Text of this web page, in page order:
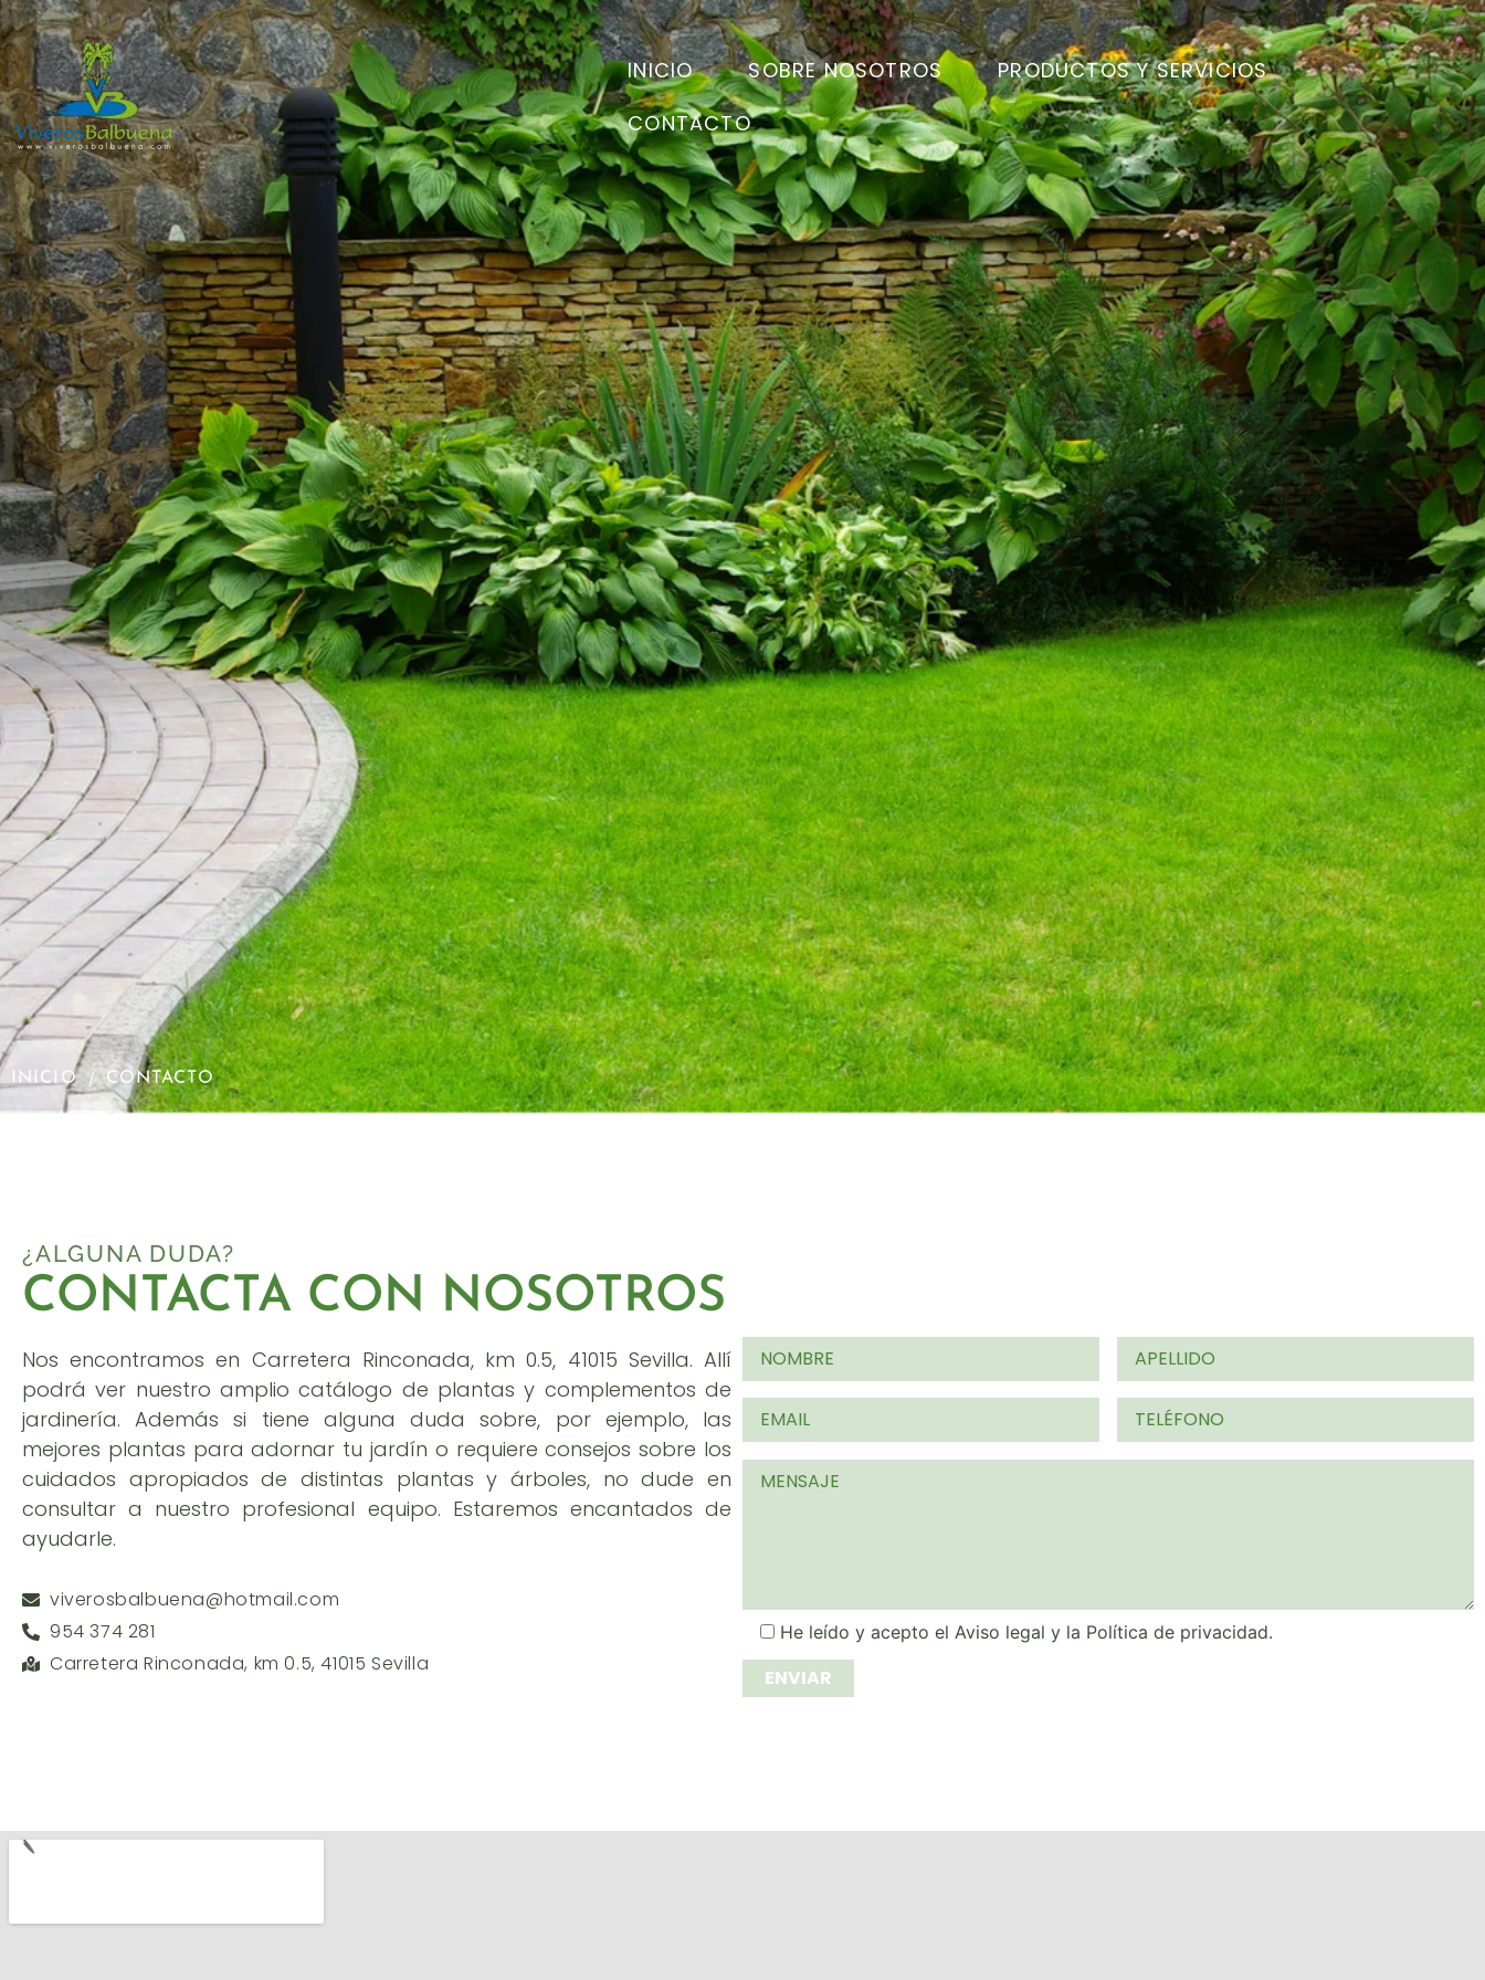
INICIO SOBRE NOSOTROS
PRODUCTOS Y SERVICIOS
CONTACTO
INICIO / CONTACTO
¿ALGUNA DUDA?
CONTACTA CON NOSOTROS
Nos encontramos en Carretera Rinconada, km 0.5, 41015 Sevilla. Allí
podrá ver nuestro amplio catálogo de plantas y complementos de
jardinería. Además si tiene alguna duda sobre, por ejemplo, las
mejores plantas para adornar tu jardín o requiere consejos sobre los
cuidados apropiados de distintas plantas y árboles, no dude en
consultar a nuestro profesional equipo. Estaremos encantados de
ayudarle.
viverosbalbuena@hotmail.com
954 374 281
Carretera Rinconada, km 0.5, 41015 Sevilla
He leído y acepto el Aviso legal y la Política de privacidad.